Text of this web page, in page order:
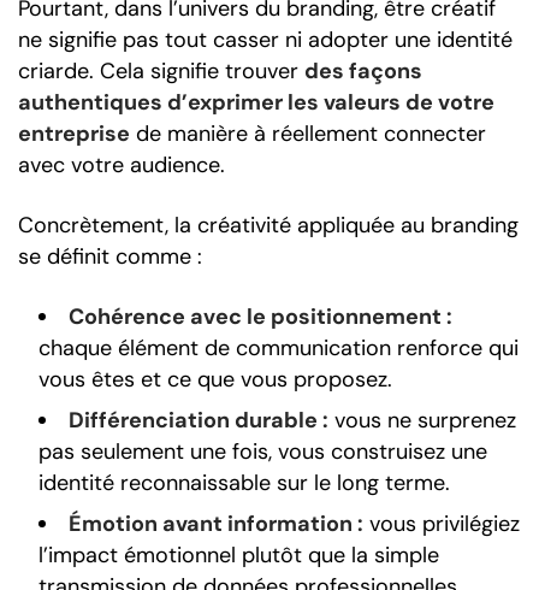
Pourtant, dans l’univers du branding, être créatif
ne signifie pas tout casser ni adopter une identité
criarde. Cela signifie trouver des façons
authentiques d’exprimer les valeurs de votre
entreprise de manière à réellement connecter
avec votre audience.
Concrètement, la créativité appliquée au branding
se définit comme :
Cohérence avec le positionnement :
chaque élément de communication renforce qui
vous êtes et ce que vous proposez.
Différenciation durable : vous ne surprenez
pas seulement une fois, vous construisez une
identité reconnaissable sur le long terme.
Émotion avant information : vous privilégiez
l’impact émotionnel plutôt que la simple